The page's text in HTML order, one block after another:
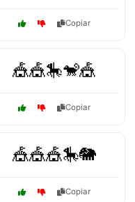
Copiar
🎪🎪🎠🐒🎪
Copiar
🎪🎪🎪🎠🐘
Copiar